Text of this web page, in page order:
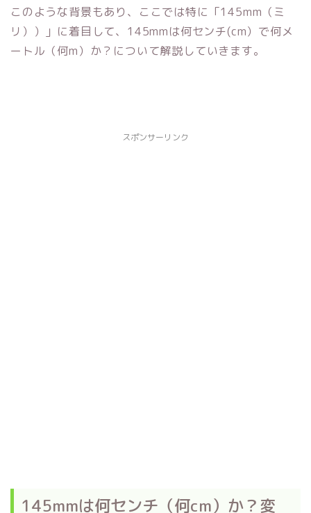
このような背景もあり、ここでは特に「145mm（ミ
リ））」に着目して、145mmは何センチ(cm）で何メ
ートル（何m）か？について解説していきます。
スポンサーリンク
145mmは何センチ（何cm）か？変